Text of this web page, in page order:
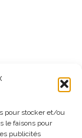
pour stocker et/ou
le faisons pour
publicités
EU, un